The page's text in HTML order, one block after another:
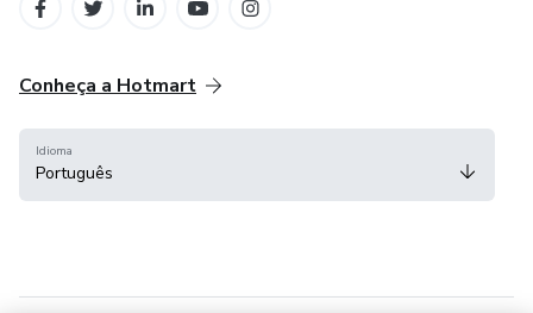
Conheça a Hotmart
Idioma
Português